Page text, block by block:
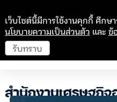
สำนักงานเศรษฐกิจ
เว็บไซต์นี้มีการใช้งานคุกกี้ ศึกษ
นโยบายความเป็นส่วนตัว และข้
รับทราบ